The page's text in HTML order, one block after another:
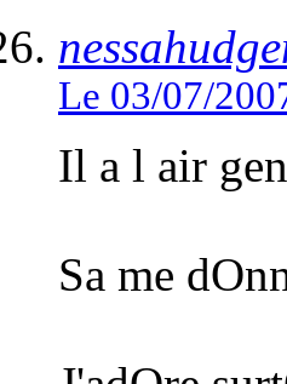
Le 03/07/
Il a l air
Sa me